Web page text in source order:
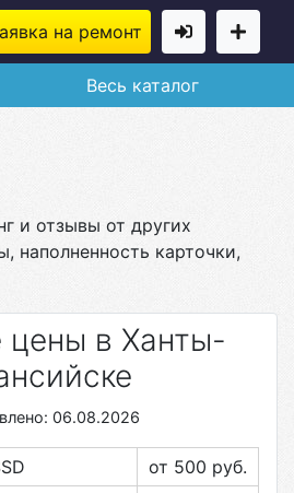
на ремонт
Весь каталог
и отзывы от других
наполненность карточки,
цены в Ханты-
06.08.2026
от 500 руб.